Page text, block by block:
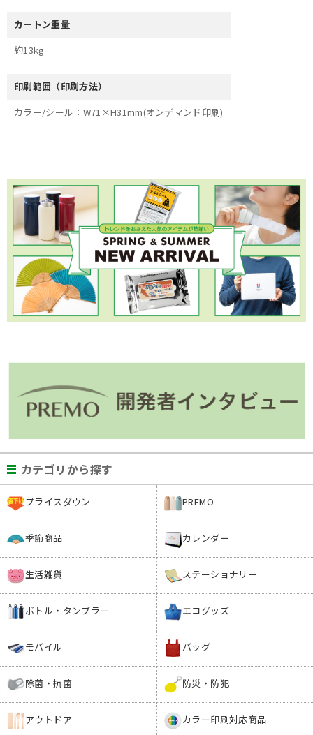
カートン重量
約13kg
印刷範囲（印刷方法）
カラー/シール：W71×H31mm(オンデマンド印刷)
カテゴリから探す
プライスダウン PREMO
季節商品 カレンダー
生活雑貨 ステーショナリー
ボトル・タンブラー エコグッズ
モバイル バッグ
除菌・抗菌 防災・防犯
アウトドア カラー印刷対応商品